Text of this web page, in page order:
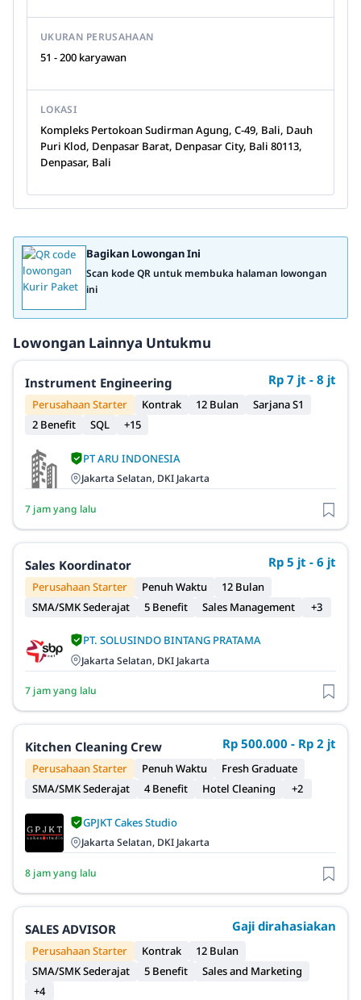
UKURAN PERUSAHAAN
51 - 200 karyawan
LOKASI
Kompleks Pertokoan Sudirman Agung, C-49, Bali, Dauh
Puri Klod, Denpasar Barat, Denpasar City, Bali 80113,
Denpasar, Bali
Bagikan Lowongan Ini
Scan kode QR untuk membuka halaman lowongan
ini
Lowongan Lainnya Untukmu
Instrument Engineering Rp 7 jt - 8 jt
Perusahaan Starter Kontrak 12 Bulan
Sarjana S1
2 Benefit
SQL +15
PT ARU INDONESIA
Jakarta Selatan, DKI Jakarta
7 jam yang lalu
Sales Koordinator Rp 5 jt - 6 jt
Perusahaan Starter Penuh Waktu
12 Bulan
SMA/SMK Sederajat
5 Benefit Sales Management +3
PT. SOLUSINDO BINTANG PRATAMA
Jakarta Selatan, DKI Jakarta
7 jam yang lalu
Kitchen Cleaning Crew Rp 500.000 - Rp 2 jt
Perusahaan Starter Penuh Waktu
Fresh Graduate
SMA/SMK Sederajat
4 Benefit Hotel Cleaning +2
GPJKT Cakes Studio
Jakarta Selatan, DKI Jakarta
8 jam yang lalu
SALES ADVISOR Gaji dirahasiakan
Perusahaan Starter Kontrak
12 Bulan
SMA/SMK Sederajat
5 Benefit
Sales and Marketing
+4